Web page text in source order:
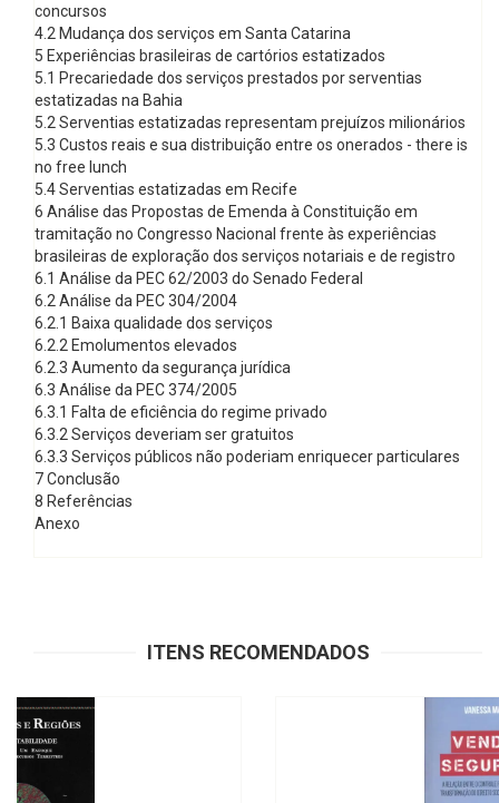
concursos
4.2 Mudança dos serviços em Santa Catarina
5 Experiências brasileiras de cartórios estatizados
5.1 Precariedade dos serviços prestados por serventias
estatizadas na Bahia
5.2 Serventias estatizadas representam prejuízos milionários
5.3 Custos reais e sua distribuição entre os onerados - there is
no free lunch
5.4 Serventias estatizadas em Recife
6 Análise das Propostas de Emenda à Constituição em
tramitação no Congresso Nacional frente às experiências
brasileiras de exploração dos serviços notariais e de registro
6.1 Análise da PEC 62/2003 do Senado Federal
6.2 Análise da PEC 304/2004
6.2.1 Baixa qualidade dos serviços
6.2.2 Emolumentos elevados
6.2.3 Aumento da segurança jurídica
6.3 Análise da PEC 374/2005
6.3.1 Falta de eficiência do regime privado
6.3.2 Serviços deveriam ser gratuitos
6.3.3 Serviços públicos não poderiam enriquecer particulares
7 Conclusão
8 Referências
Anexo
ITENS RECOMENDADOS